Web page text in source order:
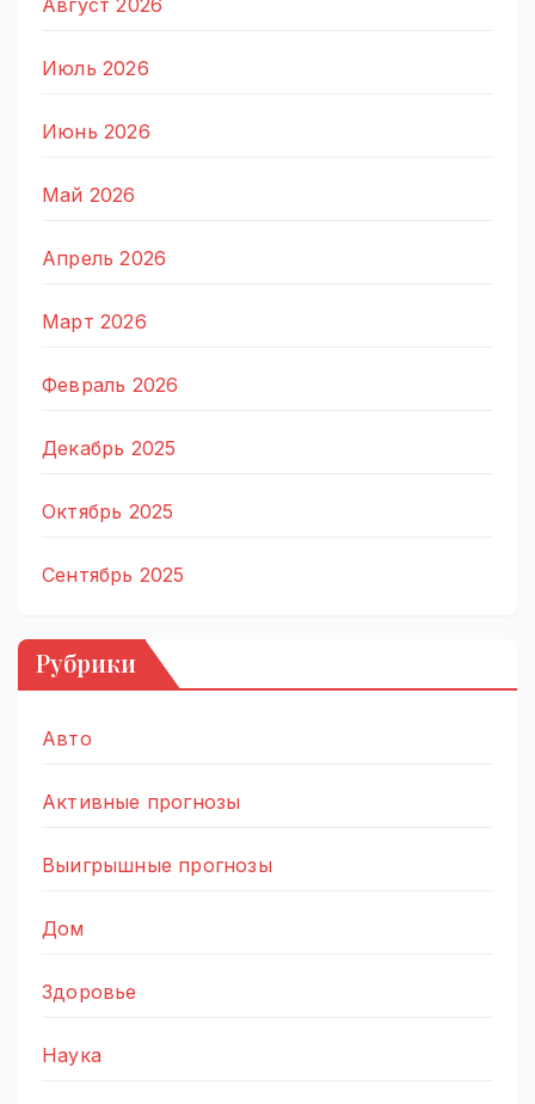
Август 2026
Июль 2026
Июнь 2026
Май 2026
Апрель 2026
Март 2026
Февраль 2026
Декабрь 2025
Октябрь 2025
Сентябрь 2025
Рубрики
Авто
Активные прогнозы
Выигрышные прогнозы
Дом
Здоровье
Наука